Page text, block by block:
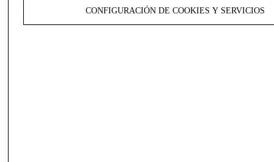
CONFIGURACIÓN DE COOKIES Y SERVICIOS